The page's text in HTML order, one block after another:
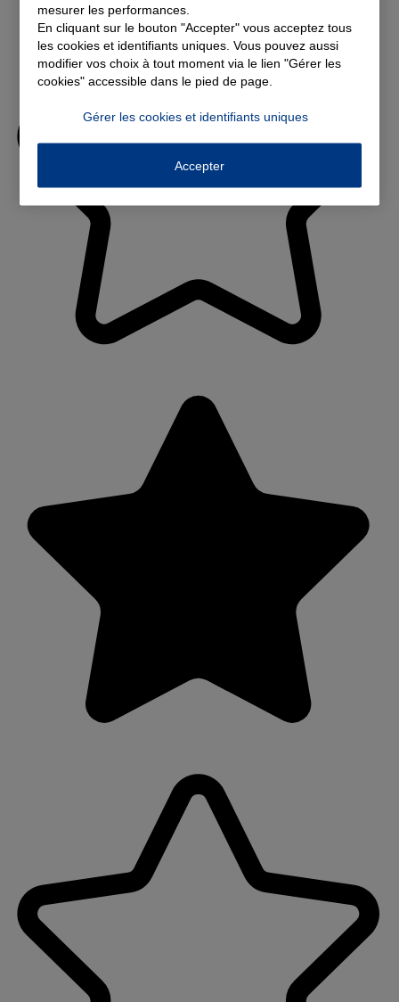
mesurer les performances.
En cliquant sur le bouton "Accepter" vous acceptez tous
les cookies et identifiants uniques. Vous pouvez aussi
modifier vos choix à tout moment via le lien "Gérer les
cookies" accessible dans le pied de page.
Gérer les cookies et identifiants uniques
Accepter